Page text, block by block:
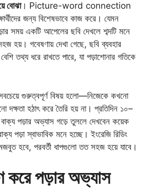
বোঝা। Picture-word connection
জন্য বিশেষভাবে কাজ করে। যেমন
সময় একটি আপেলের ছবি দেখলে শব্দটি মনে
হয়। গবেষণায় দেখা গেছে, ছবি ব্যবহার
তথ্য ধরে রাখতে পারে, যা পড়াশোনার গতিকে
গুরুত্বপূর্ণ বিষয় হলো—নিজেকে কখনো
দক্ষতা হঠাৎ করে তৈরি হয় না। প্রতিদিন ১০–
পড়ার অভ্যাস গড়ে তুললে দেখবেন কয়েক
পড়া স্বাভাবিক মনে হচ্ছে। ইংরেজি রিডিং
হবে, পরবর্তী ধাপগুলো তত সহজ হয়ে যাবে।
করে পড়ার অভ্যাস